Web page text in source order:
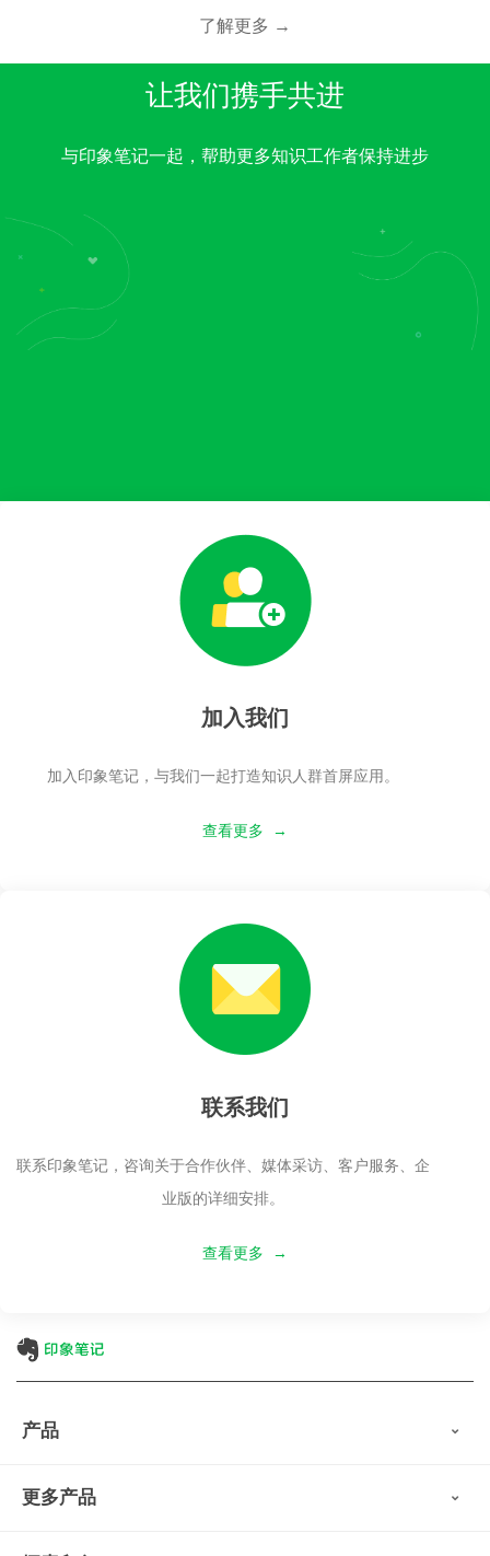
了解更多 →
让我们携手共进
与印象笔记一起，帮助更多知识工作者保持进步
加入我们
加入印象笔记，与我们一起打造知识人群首屏应用。
查看更多 →
联系我们
联系印象笔记，咨询关于合作伙伴、媒体采访、客户服务、企
业版的详细安排。
查看更多 →
产品
会员权益
更多产品